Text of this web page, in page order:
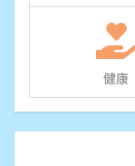
健康